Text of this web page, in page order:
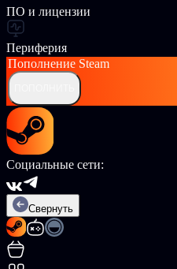
ПО и лицензии
Периферия
Пополнение Steam
Социальные сети:
Свернуть